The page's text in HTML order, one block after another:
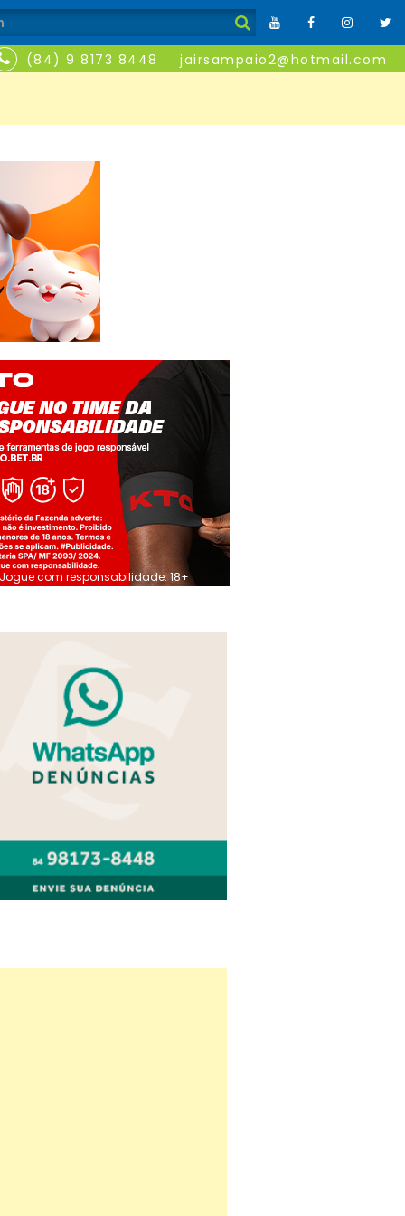
(84) 9 8173 8448 jairsampaio2@hotmail.com
Jogue com responsabilidade. 18+